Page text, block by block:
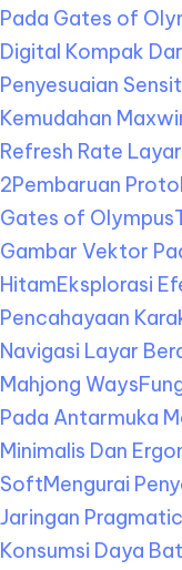
Pada Gates of
Digital Kompak
Penyesuaian
Kemudahan
Refresh Rate
2Pembaruan
Gates of Olympus
Gambar Vektor
HitamEksplorasi
Pencahayaan
Navigasi Layar
Mahjong Ways
Pada Antarmuka
Minimalis Dan
SoftMengurai
Jaringan
Konsumsi Daya